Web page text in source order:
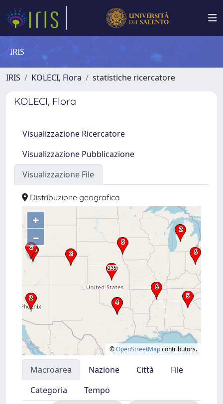
IRIS
IRIS KOLECI, Flora statistiche ricercatore
KOLECI, Flora
Visualizzazione Ricercatore
Visualizzazione Pubblicazione
Visualizzazione File
Distribuzione geografica
+
–
©OpenStreetMapcontributors.
Macroarea Nazione Città
File
Categoria
Tempo